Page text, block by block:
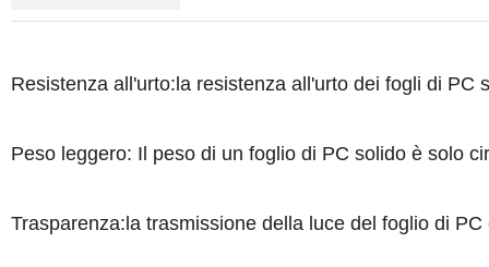
Resistenza all'urto:la resistenza all'urto dei fogli di PC
Peso leggero: Il peso di un foglio di PC solido è solo
Trasparenza:la trasmissione della luce del foglio di